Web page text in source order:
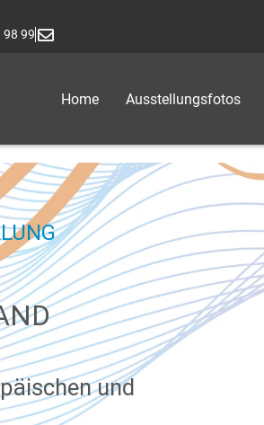
98 99
Home Ausstellungsfotos
und